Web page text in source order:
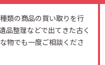
類の商品の買い取りを行
品整理などで出てきた古く
物でも一度ご相談くださ